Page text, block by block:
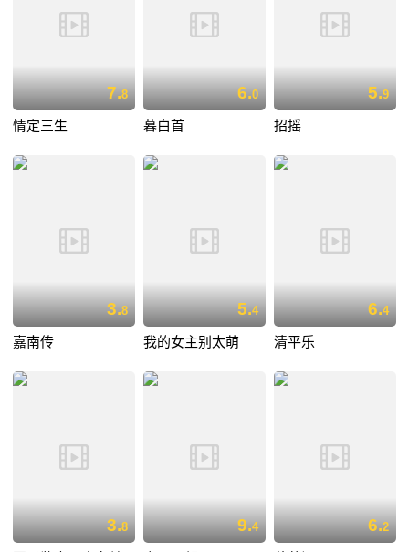
7.8
情定三生
6.0
暮白首
5.9
招摇
3.8
嘉南传
5.4
我的女主别太萌
6.4
清平乐
3.8 9.4 6.2